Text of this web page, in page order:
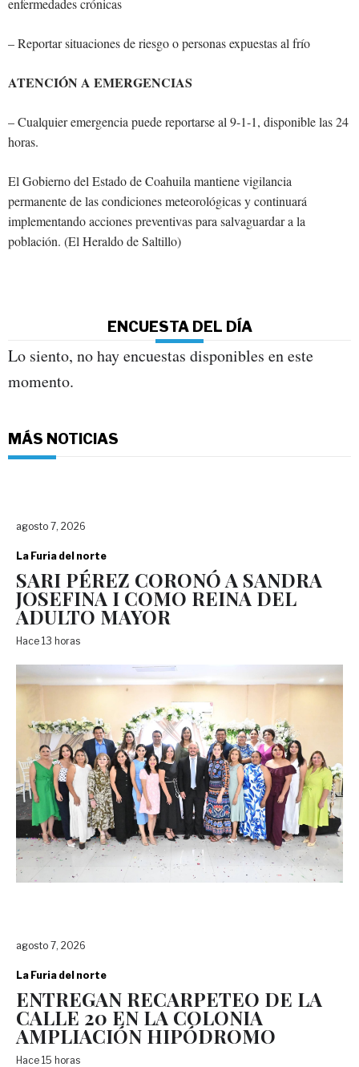
enfermedades crónicas
– Reportar situaciones de riesgo o personas expuestas al frío
ATENCIÓN A EMERGENCIAS
– Cualquier emergencia puede reportarse al 9-1-1, disponible las 24
horas.
El Gobierno del Estado de Coahuila mantiene vigilancia
permanente de las condiciones meteorológicas y continuará
implementando acciones preventivas para salvaguardar a la
población. (El Heraldo de Saltillo)
ENCUESTA DEL DÍA
Lo siento, no hay encuestas disponibles en este
momento.
MÁS NOTICIAS
agosto 7, 2026
La Furia del norte
SARI PÉREZ CORONÓ A SANDRA
JOSEFINA I COMO REINA DEL
ADULTO MAYOR
Hace 13 horas
agosto 7, 2026
La Furia del norte
ENTREGAN RECARPETEO DE LA
CALLE 20 EN LA COLONIA
AMPLIACIÓN HIPÓDROMO
Hace 15 horas